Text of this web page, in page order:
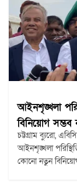
আইনশৃঙ্খলা
বিনিয়োগ সম্ভব
চট্টগ্রাম ব্যুরো,
আইনশৃঙ্খলা
কোনো নতুন